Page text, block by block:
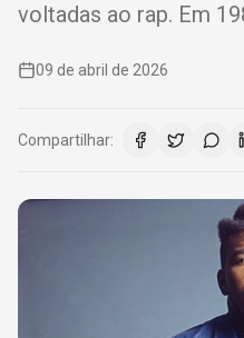
voltadas ao rap. Em
09 de abril de 2026
Compartilhar: